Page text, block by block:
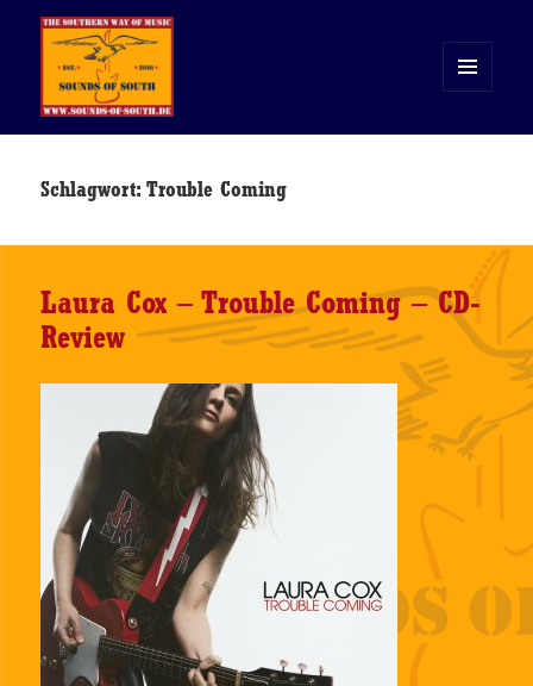
WIDGETS
Schlagwort:Trouble Coming
Laura Cox – Trouble Coming – CD-
Review